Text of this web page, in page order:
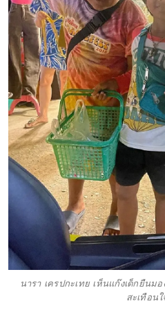
นารา เครปกะเทย เห็นแก๊งเด็กยืน
สะเทือนใ